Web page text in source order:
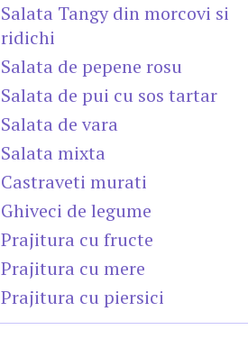
Salata Tangy din morcovi si
ridichi
Salata de pepene rosu
Salata de pui cu sos tartar
Salata de vara
Salata mixta
Castraveti murati
Ghiveci de legume
Prajitura cu fructe
Prajitura cu mere
Prajitura cu piersici